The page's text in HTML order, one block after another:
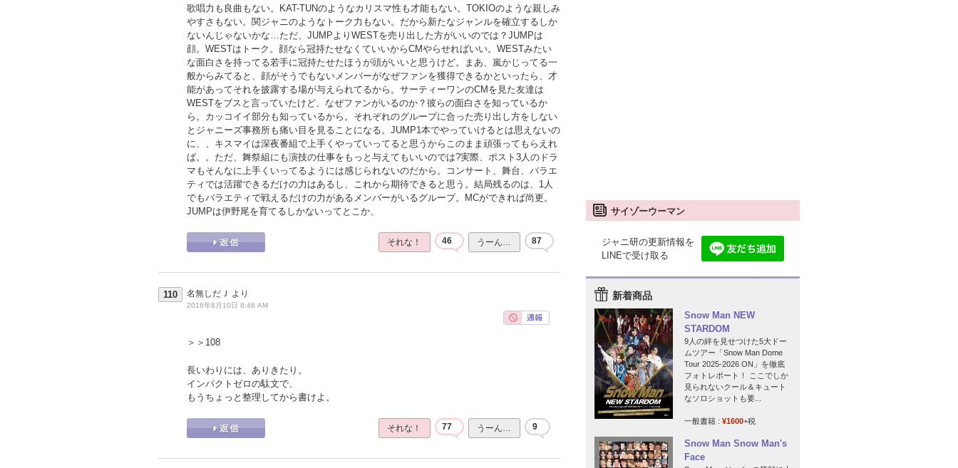
歌唱力も良曲もない。KAT-TUNのようなカリスマ性も才能もない。TOKIOのような親しみ
やすさもない。関ジャニのようなトーク力もない。だから新たなジャンルを確立するしか
ないんじゃないかな…ただ、JUMPよりWESTを売り出した方がいいのでは？JUMPは
顔。WESTはトーク。顔なら冠持たせなくていいからCMやらせればいい。WESTみたい
な面白さを持ってる若手に冠持たせたほうが頭がいいと思うけど。まあ、嵐かじってる一
般からみてると、顔がそうでもないメンバーがなぜファンを獲得できるかといったら、才
能があってそれを披露する場が与えられてるから。サーティーワンのCMを見た友達は
WESTをブスと言っていたけど、なぜファンがいるのか？彼らの面白さを知っているか
ら。カッコイイ部分も知っているから。それぞれのグループに合った売り出し方をしない
とジャニーズ事務所も痛い目を見ることになる。JUMP1本でやっていけるとは思えないの
に、、キスマイは深夜番組で上手くやっていってると思うからこのまま頑張ってもらえれ
ば。。ただ、舞祭組にも演技の仕事をもっと与えてもいいのでは?実際、ポスト3人のドラ
マもそんなに上手くいってるようには感じられないのだから。コンサート、舞台、バラエ
ティでは活躍できるだけの力はあるし、これから期待できると思う。結局残るのは、1人
でもバラエティで戦えるだけの力があるメンバーがいるグループ。MCができれば尚更。
JUMPは伊野尾を育てるしかないってとこか、
それな！ 46 うーん… 87
110 名無しだＪ より
2016年8月10日 8:46 AM
＞＞108
長いわりには、ありきたり。
インパクトゼロの駄文で、
もうちょっと整理してから書けよ。
それな！ 77 うーん… 9
サイゾーウーマン
ジャニ研の更新情報を
LINEで受け取る
新着商品
Snow Man NEW
STARDOM
9人の絆を見せつけた5大ドー
ムツアー「Snow Man Dome
Tour 2025-2026 ON」を徹底
フォトレポート！ ここでしか
見られないクール＆キュート
なソロショットも要...
一般書籍 : ¥1600+税
Snow Man Snow Man's
Face